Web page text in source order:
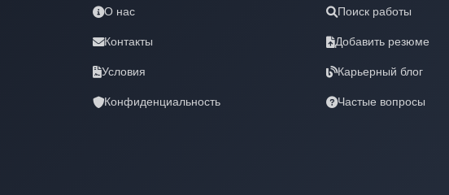
О нас
Контакты
Условия
Конфиденциальность
Поиск работы
Добавить резюме
Карьерный блог
Частые вопросы